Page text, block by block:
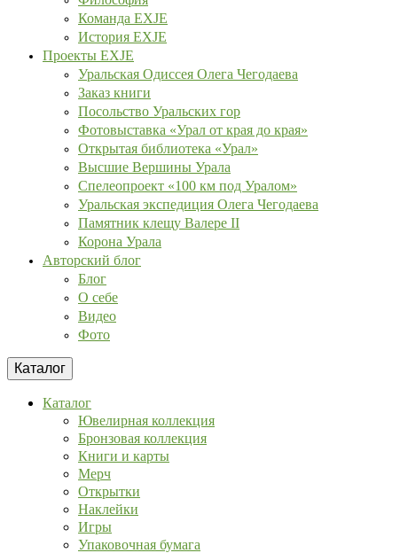
Команда EXJE
История EXJE
Проекты EXJE
Уральская Одиссея Олега Чегодаева
Заказ книги
Посольство Уральских гор
Фотовыставка «Урал от края до края»
Открытая библиотека «Урал»
Высшие Вершины Урала
Спелеопроект «100 км под Уралом»
Уральская экспедиция Олега Чегодаева
Памятник клещу Валере II
Корона Урала
Авторский блог
Блог
О себе
Видео
Фото
Каталог
Каталог
Ювелирная коллекция
Бронзовая коллекция
Книги и карты
Мерч
Открытки
Наклейки
Игры
Упаковочная бумага